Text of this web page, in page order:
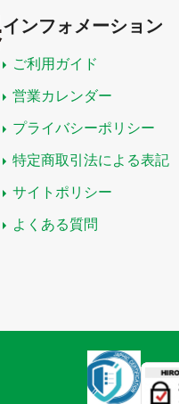
インフォメーション
ご利用ガイド
営業カレンダー
プライバシーポリシー
特定商取引法による表記
サイトポリシー
よくある質問